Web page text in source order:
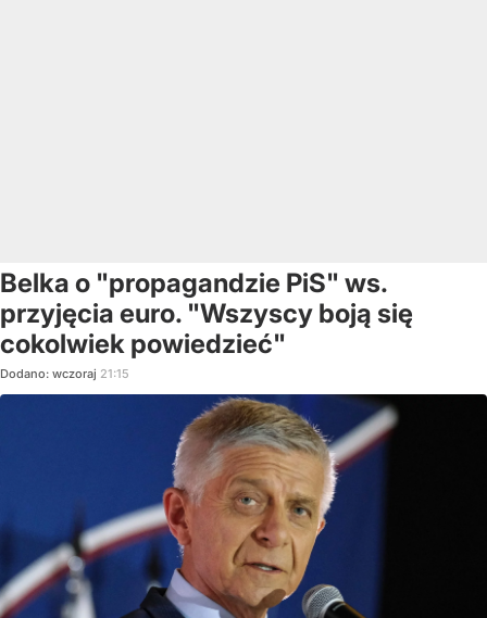
Belka o "propagandzie PiS" ws.
przyjęcia euro. "Wszyscy boją się
cokolwiek powiedzieć"
Dodano: wczoraj 21:15